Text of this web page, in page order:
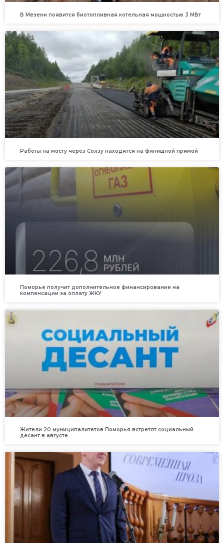
В Мезени появится биотопливная котельная мощностью 3 МВт
Работы на мосту через Солзу находятся на финишной прямой
Поморье получит дополнительное финансирование на
компенсации за оплату ЖКУ
Жители 20 муниципалитетов Поморья встретят социальный
десант в августе